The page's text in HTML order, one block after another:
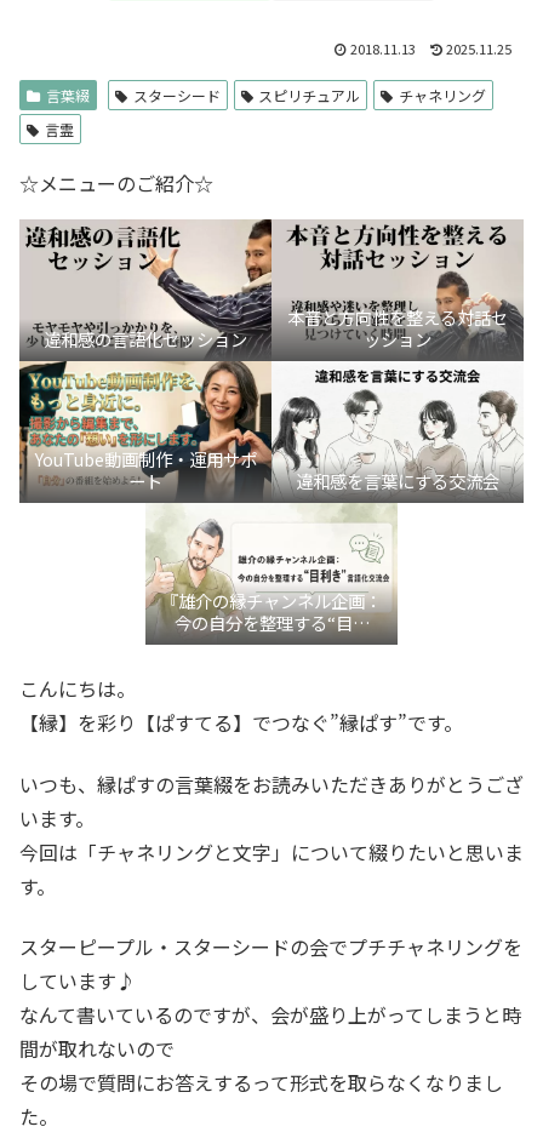
2018.11.13 2025.11.25
言葉綴 スターシード スピリチュアル
チャネリング
言霊
☆メニューのご紹介☆
違和感の言語化セッション
本音と方向性を整える対話セ
ッション
YouTube動画制作・運用サポ
ート
違和感を言葉にする交流会
『雄介の縁チャンネル企画：
今の自分を整理する“目利
き”言語化交流会』
こんにちは。
【縁】を彩り【ぱすてる】でつなぐ”縁ぱす”です。
いつも、縁ぱすの言葉綴をお読みいただきありがとうござ
います。
今回は「チャネリングと文字」について綴りたいと思いま
す。
スターピープル・スターシードの会でプチチャネリングを
しています♪
なんて書いているのですが、会が盛り上がってしまうと時
間が取れないので
その場で質問にお答えするって形式を取らなくなりまし
た。